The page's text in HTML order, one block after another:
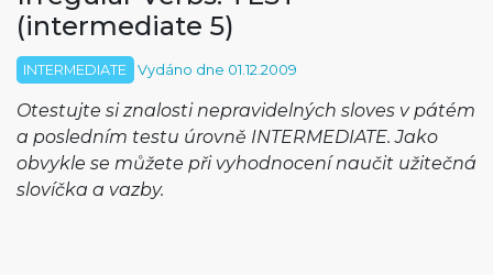
(intermediate 5)
INTERMEDIATE Vydáno dne 01.12.2009
Otestujte si znalosti nepravidelných sloves v pátém
a posledním testu úrovně INTERMEDIATE. Jako
obvykle se můžete při vyhodnocení naučit užitečná
slovíčka a vazby.